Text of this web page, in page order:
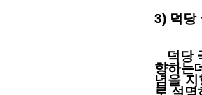
3) 덕당
덕당
향하는
념을
로 설명